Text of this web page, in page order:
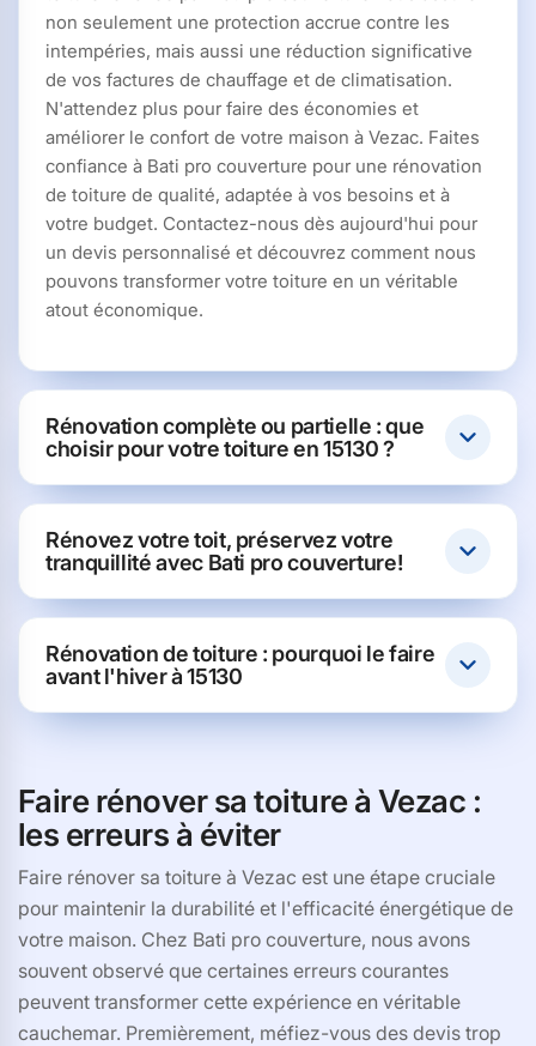
non seulement une protection accrue contre les
intempéries, mais aussi une réduction significative
de vos factures de chauffage et de climatisation.
N'attendez plus pour faire des économies et
améliorer le confort de votre maison à Vezac. Faites
confiance à Bati pro couverture pour une rénovation
de toiture de qualité, adaptée à vos besoins et à
votre budget. Contactez-nous dès aujourd'hui pour
un devis personnalisé et découvrez comment nous
pouvons transformer votre toiture en un véritable
atout économique.
Rénovation complète ou partielle : que
choisir pour votre toiture en 15130 ?
Rénovez votre toit, préservez votre
tranquillité avec Bati pro couverture!
Rénovation de toiture : pourquoi le faire
avant l'hiver à 15130
Faire rénover sa toiture à Vezac :
les erreurs à éviter
Faire rénover sa toiture à Vezac est une étape cruciale
pour maintenir la durabilité et l'efficacité énergétique de
votre maison. Chez Bati pro couverture, nous avons
souvent observé que certaines erreurs courantes
peuvent transformer cette expérience en véritable
cauchemar. Premièrement, méfiez-vous des devis trop